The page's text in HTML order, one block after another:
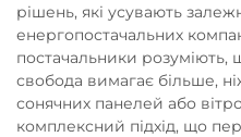
рішень, які усувають
енергопостачальних
постачальники
свобода вимагає більше,
сонячних панелей або
комплексний підхід, що